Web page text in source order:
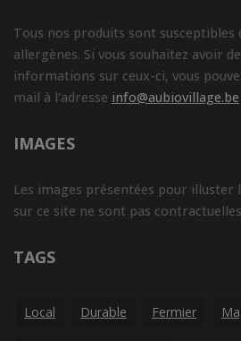
Tous nos produits sont susceptibles
allergènes. Si vous souhaitez avoir
informations sur ceux-ci, vous
mail à l'adresse info@aubiovillage.be
IMAGES
Les images présentées pour illuster
sur ce site ne sont pas
TAGS
Local Durable Fermier